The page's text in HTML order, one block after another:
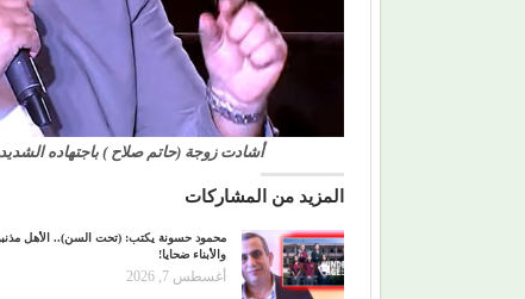
أشادت زوجة (حاتم صلاح ) باجتهاده
المزيد من المشاركات
محمود حسونة يكتب: (تحت السن).. الأهل
والأبناء ضحايا!
أغسطس 7, 2026